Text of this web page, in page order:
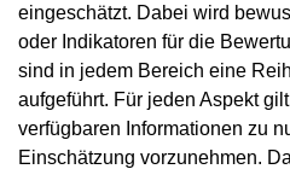
eingeschätzt. Dabei wird
oder Indikatoren für die
sind in jedem Bereich eine
aufgeführt. Für jeden Aspekt
verfügbaren Informationen zu
Einschätzung vorzunehmen.